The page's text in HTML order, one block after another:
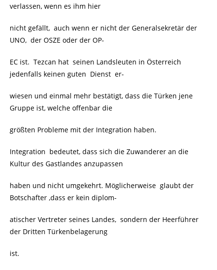
verlassen, wenn es ihm hier
nicht gefällt, auch wenn er nicht der Generalsekretär der
UNO, der OSZE oder der OP-
EC ist. Tezcan hat seinen Landsleuten in Österreich
jedenfalls keinen guten Dienst er-
wiesen und einmal mehr bestätigt, dass die Türken jene
Gruppe ist, welche offenbar die
größten Probleme mit der Integration haben.
Integration bedeutet, dass sich die Zuwanderer an die
Kultur des Gastlandes anzupassen
haben und nicht umgekehrt. Möglicherweise glaubt der
Botschafter ,dass er kein diplom-
atischer Vertreter seines Landes, sondern der Heerführer
der Dritten Türkenbelagerung
ist.